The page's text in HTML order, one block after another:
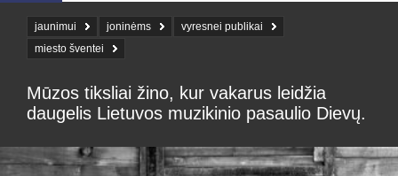
jaunimui joninėms
vyresnei publikai
miesto šventei
Mūzos tiksliai žino, kur vakarus leidžia
daugelis Lietuvos muzikinio pasaulio Dievų.